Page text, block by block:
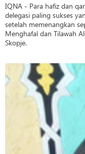
IQNA - Para hafiz dan
delegasi paling sukses
setelah memenangkan
Menghafal dan Tilawah
Skopje.